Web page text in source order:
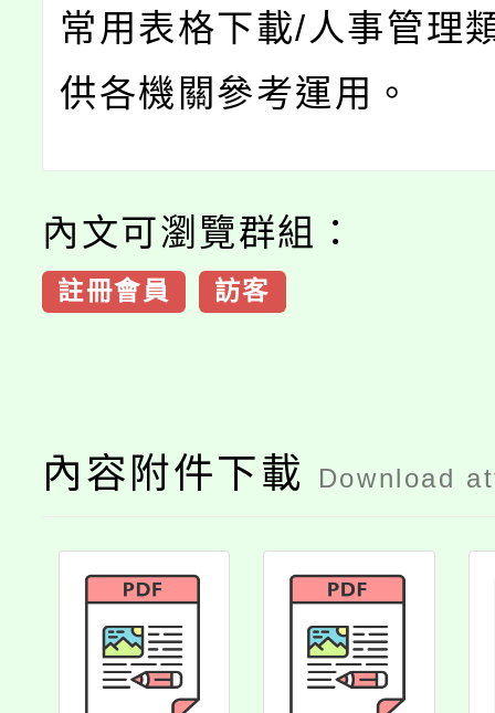
常用表格下載/人事管理
供各機關參考運用。
內文可瀏覽群組：
註冊會員 訪客
內容附件下載 Download